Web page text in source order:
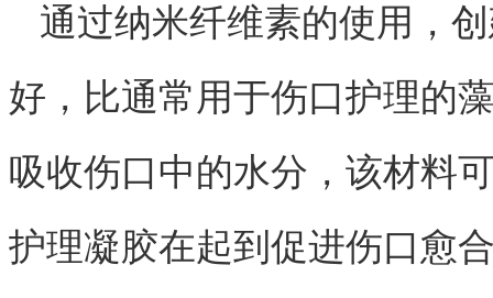
通过纳米纤维素的使用，
好，比通常用于伤口护理的
吸收伤口中的水分，该材料
护理凝胶在起到促进伤口愈